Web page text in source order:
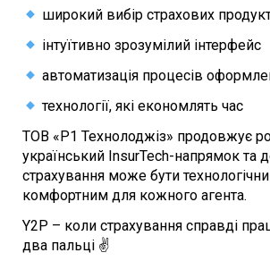
широкий вибір страхових
інтуїтивно зрозумілий інтерфейс
автоматизація процесів
технології, які економлять час
ТОВ «Р1 Технолоджіз» продовжує
український InsurTech-напрямок та
страхування може бути
комфортним для кожного агента.
Y2P – коли страхування справді
два пальці ✌️